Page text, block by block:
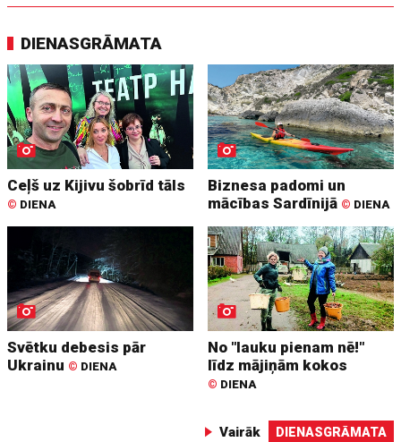
DIENASGRĀMATA
Ceļš uz Kijivu šobrīd tāls
© DIENA
Biznesa padomi un
mācības Sardīnijā © DIENA
Svētku debesis pār
Ukrainu © DIENA
No "lauku pienam nē!"
līdz mājiņām kokos
© DIENA
Vairāk DIENASGRĀMATA